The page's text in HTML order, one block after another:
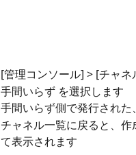
[管理コンソール] > [チャ
手間いらず を選択します
手間いらず側で発行され
チャネル一覧に戻ると、
て表示されます